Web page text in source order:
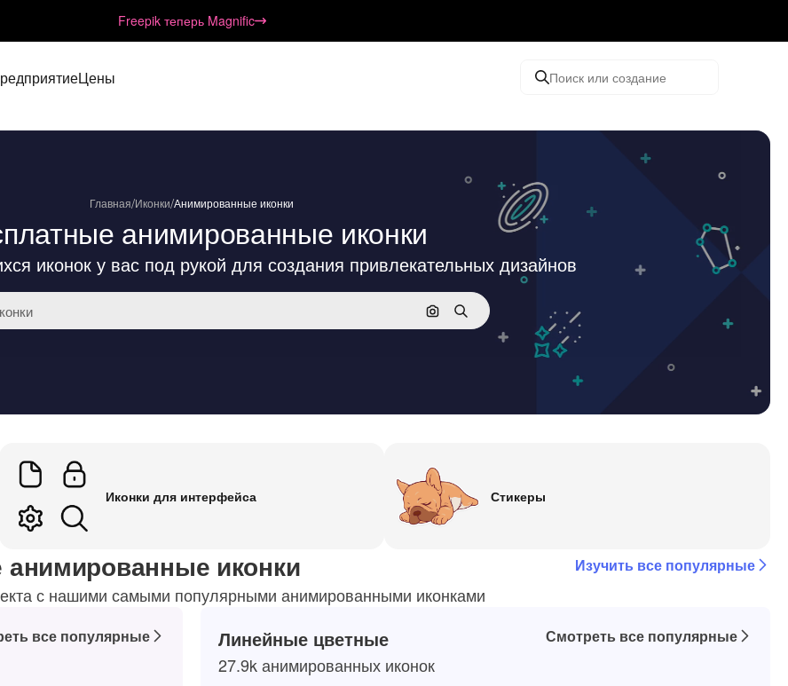
Freepik теперь Magnific
Цены Поиск или создание
Главная/Иконки/Анимированные иконки
анимированные иконки
иконок у вас под рукой для создания привлекательных дизайнов
Поиск по изображению
Поиск
Иконки для интерфейса Стикеры
иконки
с нашими самыми популярными анимированными иконками
Изучить все популярные
все популярные Линейные цветные
27.9k анимированных иконок
Смотреть все популярные